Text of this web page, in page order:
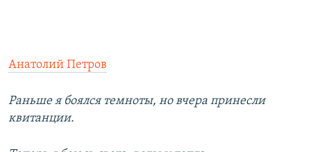
Анатолий Петров
Раньше я боялся темноты, но вчера принесли
квитанции.